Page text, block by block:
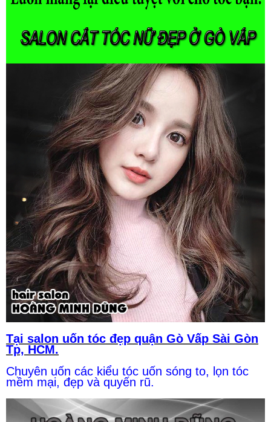
Tại salon uốn tóc đẹp quận Gò Vấp Sài Gòn
Tp, HCM.
Chuyên uốn các kiểu tóc uốn sóng to, lọn tóc
mềm mại, đẹp và quyến rũ.